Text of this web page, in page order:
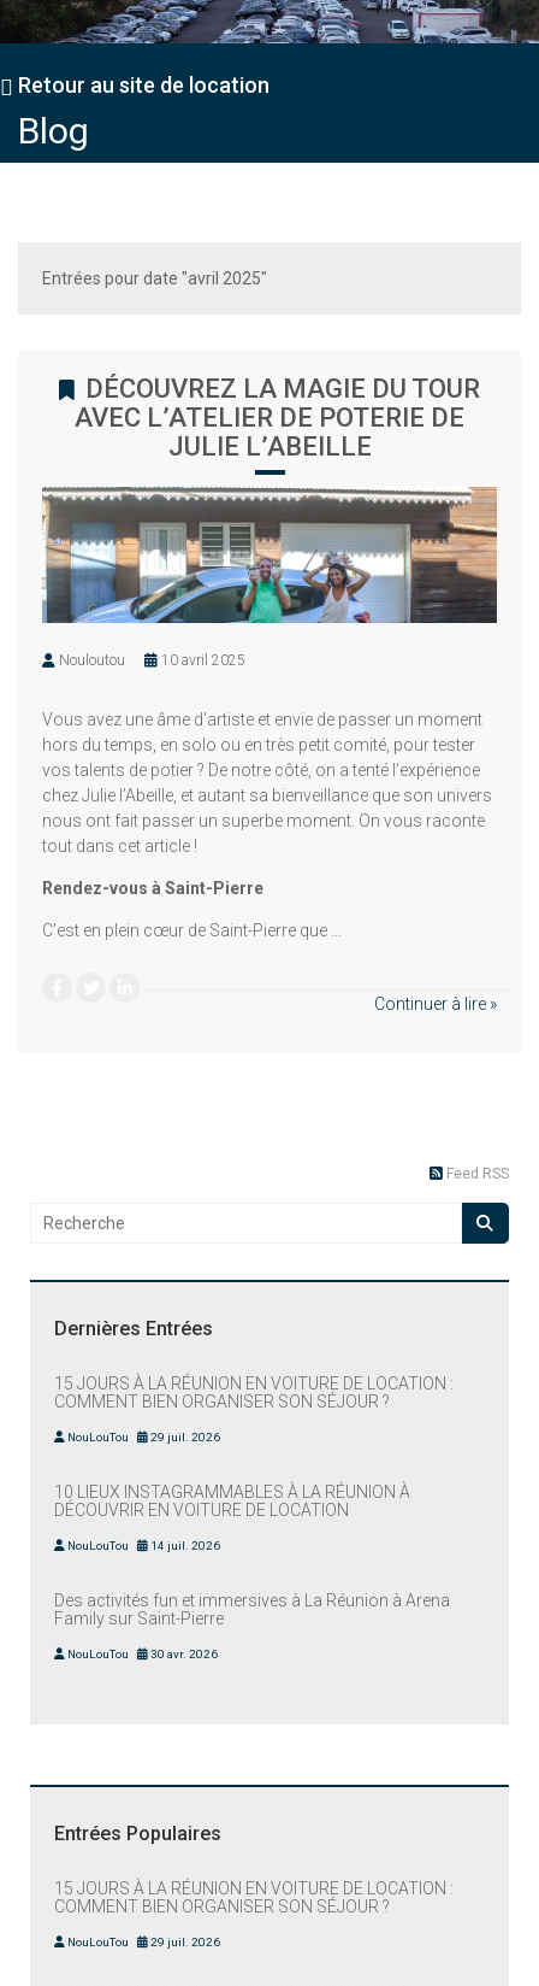
Retour au site de location
Blog
Entrées pour date "avril 2025"
DÉCOUVREZ LA MAGIE DU TOUR
AVEC L’ATELIER DE POTERIE DE
JULIE L’ABEILLE
Nouloutou 10 avril 2025
Vous avez une âme d’artiste et envie de passer un moment
hors du temps, en solo ou en très petit comité, pour tester
vos talents de potier ? De notre côté, on a tenté l’expérience
chez Julie l’Abeille, et autant sa bienveillance que son univers
nous ont fait passer un superbe moment. On vous raconte
tout dans cet article !
Rendez-vous à Saint-Pierre
C’est en plein cœur de Saint-Pierre que …
Continuer à lire »
Feed RSS
Dernières Entrées
15 JOURS À LA RÉUNION EN VOITURE DE LOCATION :
COMMENT BIEN ORGANISER SON SÉJOUR ?
NouLouTou 29 juil. 2026
10 LIEUX INSTAGRAMMABLES À LA RÉUNION À
DÉCOUVRIR EN VOITURE DE LOCATION
NouLouTou 14 juil. 2026
Des activités fun et immersives à La Réunion à Arena
Family sur Saint-Pierre
NouLouTou 30 avr. 2026
Entrées Populaires
15 JOURS À LA RÉUNION EN VOITURE DE LOCATION :
COMMENT BIEN ORGANISER SON SÉJOUR ?
NouLouTou 29 juil. 2026